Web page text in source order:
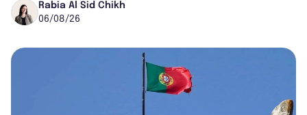
ancien directeur des investissements d...
Rabia Al Sid Chikh
06/08/26